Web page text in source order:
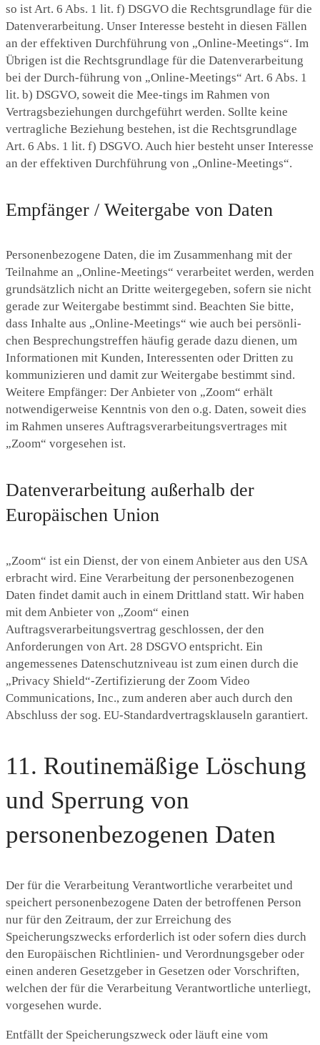
so ist Art. 6 Abs. 1 lit. f) DSGVO die Rechtsgrundlage für die
Datenverarbeitung. Unser Interesse besteht in diesen Fällen
an der effektiven Durchführung von „Online-Meetings“. Im
Übrigen ist die Rechtsgrundlage für die Datenverarbeitung
bei der Durch-führung von „Online-Meetings“ Art. 6 Abs. 1
lit. b) DSGVO, soweit die Mee-tings im Rahmen von
Vertragsbeziehungen durchgeführt werden. Sollte keine
vertragliche Beziehung bestehen, ist die Rechtsgrundlage
Art. 6 Abs. 1 lit. f) DSGVO. Auch hier besteht unser Interesse
an der effektiven Durchführung von „Online-Meetings“.
Empfänger / Weitergabe von Daten
Personenbezogene Daten, die im Zusammenhang mit der
Teilnahme an „Online-Meetings“ verarbeitet werden, werden
grundsätzlich nicht an Dritte weitergegeben, sofern sie nicht
gerade zur Weitergabe bestimmt sind. Beachten Sie bitte,
dass Inhalte aus „Online-Meetings“ wie auch bei persönli-
chen Besprechungstreffen häufig gerade dazu dienen, um
Informationen mit Kunden, Interessenten oder Dritten zu
kommunizieren und damit zur Weitergabe bestimmt sind.
Weitere Empfänger: Der Anbieter von „Zoom“ erhält
notwendigerweise Kenntnis von den o.g. Daten, soweit dies
im Rahmen unseres Auftragsverarbeitungsvertrages mit
„Zoom“ vorgesehen ist.
Datenverarbeitung außerhalb der
Europäischen Union
„Zoom“ ist ein Dienst, der von einem Anbieter aus den USA
erbracht wird. Eine Verarbeitung der personenbezogenen
Daten findet damit auch in einem Drittland statt. Wir haben
mit dem Anbieter von „Zoom“ einen
Auftragsverarbeitungsvertrag geschlossen, der den
Anforderungen von Art. 28 DSGVO entspricht. Ein
angemessenes Datenschutzniveau ist zum einen durch die
„Privacy Shield“-Zertifizierung der Zoom Video
Communications, Inc., zum anderen aber auch durch den
Abschluss der sog. EU-Standardvertragsklauseln garantiert.
11. Routinemäßige Löschung
und Sperrung von
personenbezogenen Daten
Der für die Verarbeitung Verantwortliche verarbeitet und
speichert personenbezogene Daten der betroffenen Person
nur für den Zeitraum, der zur Erreichung des
Speicherungszwecks erforderlich ist oder sofern dies durch
den Europäischen Richtlinien- und Verordnungsgeber oder
einen anderen Gesetzgeber in Gesetzen oder Vorschriften,
welchen der für die Verarbeitung Verantwortliche unterliegt,
vorgesehen wurde.
Entfällt der Speicherungszweck oder läuft eine vom